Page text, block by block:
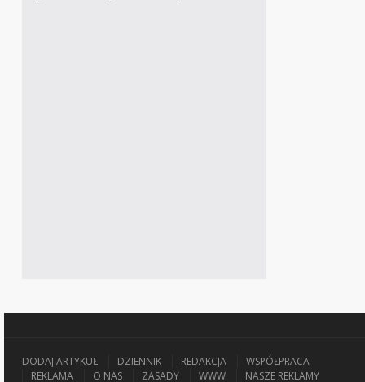
DODAJ ARTYKUŁ DZIENNIK REDAKCJA
WSPÓŁPRACA
REKLAMA
O NAS ZASADY WWW NASZE REKLAMY